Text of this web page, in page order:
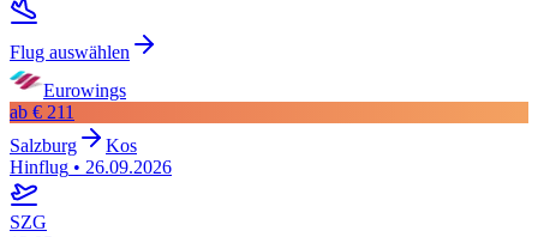
Flug auswählen
Eurowings
ab € 211
Salzburg
Kos
Hinflug • 26.09.2026
SZG